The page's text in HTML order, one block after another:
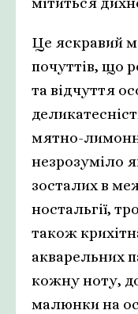
Це яскравий
почуттів, що
та відчуття
мятно-
незрозуміло
зосталих в
ностальгії,
також
акварельних
кожну ноту,
малюнки на